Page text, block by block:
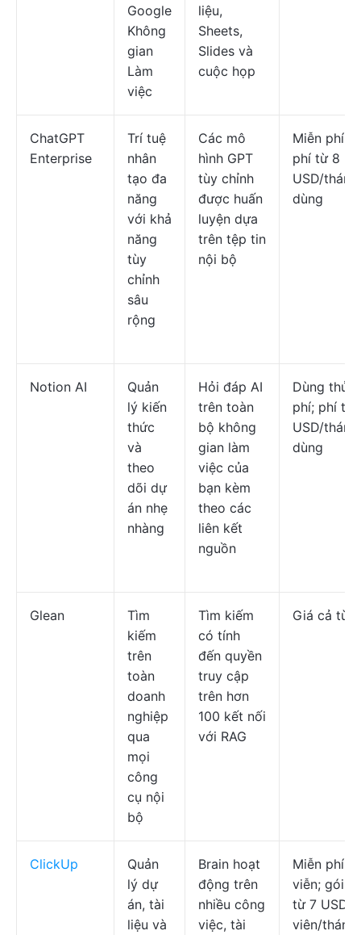
Google
Không
gian
Làm
việc
liệu,
Sheets,
Slides và
cuộc họp
ChatGPT
Enterprise
Trí tuệ
nhân
tạo đa
năng
với khả
năng
tùy
chỉnh
sâu
rộng
Các mô
hình GPT
tùy chỉnh
được huấn
luyện dựa
trên tệp tin
nội bộ
Miễn phí;
phí từ 8
USD/
dùng
Notion AI
Quản
lý kiến
thức
và
theo
dõi dự
án nhẹ
nhàng
Hỏi đáp AI
trên toàn
bộ không
gian làm
việc của
bạn kèm
theo các
liên kết
nguồn
Dùng thử
phí; phí từ
USD/
dùng
Glean
Tìm
kiếm
trên
toàn
doanh
nghiệp
qua
mọi
công
cụ nội
bộ
Tìm kiếm
có tính
đến quyền
truy cập
trên hơn
100 kết nối
với RAG
Giá cả tùy
ClickUp
Quản
lý dự
án, tài
liệu và
Brain hoạt
động trên
nhiều công
việc, tài
Miễn phí
viễn; gói
từ 7 USD/
viên/tháng